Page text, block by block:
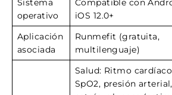
Sistema
operativo
Compatible con
iOS 12.0+
Aplicación
asociada
Runmefit (gratuita,
multilenguaje)
Salud: Ritmo
SpO2, presión